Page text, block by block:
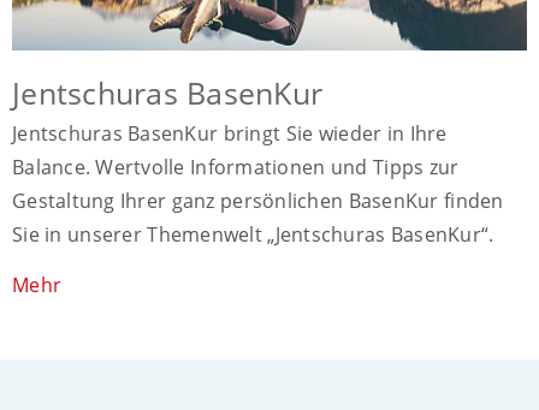
Jentschuras BasenKur
Jentschuras BasenKur bringt Sie wieder in Ihre
Balance. Wertvolle Informationen und Tipps zur
Gestaltung Ihrer ganz persönlichen BasenKur finden
Sie in unserer Themenwelt „Jentschuras BasenKur“.
Mehr